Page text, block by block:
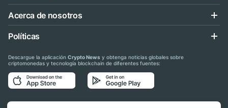
Acerca de nosotros
Políticas
Descargue la aplicación Crypto News y obtenga noticias globales sobre
criptomonedas y tecnología blockchain de diferentes fuentes:
Síganos en las redes sociales